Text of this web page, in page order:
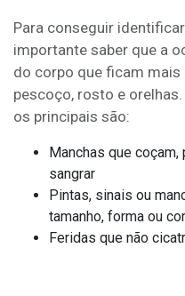
Para conseguir
importante saber que a
do corpo que ficam
pescoço, rosto e
os principais são:
Manchas que
sangrar
Pintas, sinais ou
tamanho, forma ou cor
Feridas que não